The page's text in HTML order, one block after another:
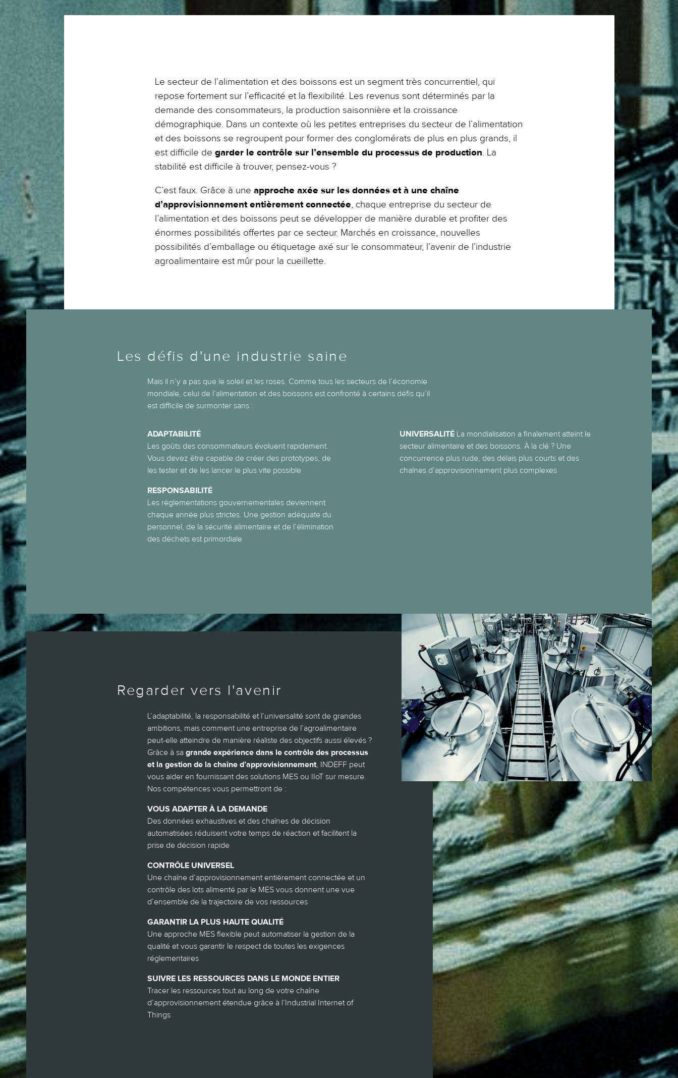
Le secteur de l’alimentation et des boissons est un segment très concurrentiel, qui
repose fortement sur l’efficacité et la flexibilité. Les revenus sont déterminés par la
demande des consommateurs, la production saisonnière et la croissance
démographique. Dans un contexte où les petites entreprises du secteur de l’alimentation
et des boissons se regroupent pour former des conglomérats de plus en plus grands, il
est difficile de garder le contrôle sur l’ensemble du processus de production. La
stabilité est difficile à trouver, pensez-vous ?
C’est faux. Grâce à une approche axée sur les données et à une chaîne
d’approvisionnement entièrement connectée, chaque entreprise du secteur de
l’alimentation et des boissons peut se développer de manière durable et profiter des
énormes possibilités offertes par ce secteur. Marchés en croissance, nouvelles
possibilités d’emballage ou étiquetage axé sur le consommateur, l’avenir de l’industrie
agroalimentaire est mûr pour la cueillette.
Les défis d'une industrie saine
Mais il n’y a pas que le soleil et les roses. Comme tous les secteurs de l’économie
mondiale, celui de l’alimentation et des boissons est confronté à certains défis qu’il
est difficile de surmonter sans :
ADAPTABILITÉ
Les goûts des consommateurs évoluent rapidement.
Vous devez être capable de créer des prototypes, de
les tester et de les lancer le plus vite possible
RESPONSABILITÉ
Les réglementations gouvernementales deviennent
chaque année plus strictes. Une gestion adéquate du
personnel, de la sécurité alimentaire et de l’élimination
des déchets est primordiale
UNIVERSALITÉ La mondialisation a finalement atteint le
secteur alimentaire et des boissons. À la clé ? Une
concurrence plus rude, des délais plus courts et des
chaînes d’approvisionnement plus complexes
Regarder vers l'avenir
L’adaptabilité, la responsabilité et l’universalité sont de grandes
ambitions, mais comment une entreprise de l’agroalimentaire
peut-elle atteindre de manière réaliste des objectifs aussi élevés ?
Grâce à sa grande expérience dans le contrôle des processus
et la gestion de la chaîne d’approvisionnement, INDEFF peut
vous aider en fournissant des solutions MES ou IIoT sur mesure.
Nos compétences vous permettront de :
VOUS ADAPTER À LA DEMANDE
Des données exhaustives et des chaînes de décision
automatisées réduisent votre temps de réaction et facilitent la
prise de décision rapide
CONTRÔLE UNIVERSEL
Une chaîne d’approvisionnement entièrement connectée et un
contrôle des lots alimenté par le MES vous donnent une vue
d’ensemble de la trajectoire de vos ressources
GARANTIR LA PLUS HAUTE QUALITÉ
Une approche MES flexible peut automatiser la gestion de la
qualité et vous garantir le respect de toutes les exigences
réglementaires
SUIVRE LES RESSOURCES DANS LE MONDE ENTIER
Tracer les ressources tout au long de votre chaîne
d’approvisionnement étendue grâce à l’Industrial Internet of
Things